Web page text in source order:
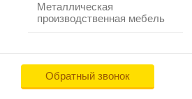
Металлическая
производственная мебель
Обратный звонок